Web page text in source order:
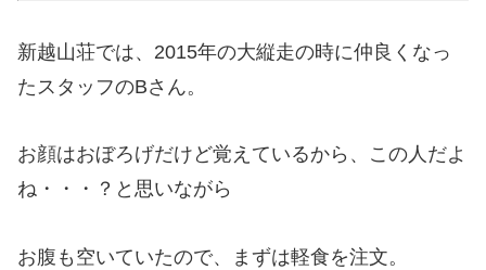
新越山荘では、2015年の大縦走の時に仲良くなっ
たスタッフのBさん。
お顔はおぼろげだけど覚えているから、この人だよ
ね・・・？と思いながら
お腹も空いていたので、まずは軽食を注文。